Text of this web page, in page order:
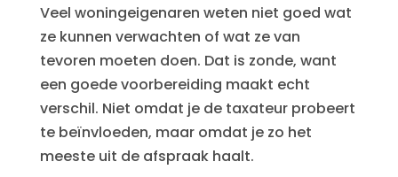
Veel woningeigenaren weten niet goed wat
ze kunnen verwachten of wat ze van
tevoren moeten doen. Dat is zonde, want
een goede voorbereiding maakt echt
verschil. Niet omdat je de taxateur probeert
te beïnvloeden, maar omdat je zo het
meeste uit de afspraak haalt.